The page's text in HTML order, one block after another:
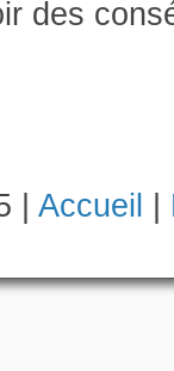
des
| Accueil